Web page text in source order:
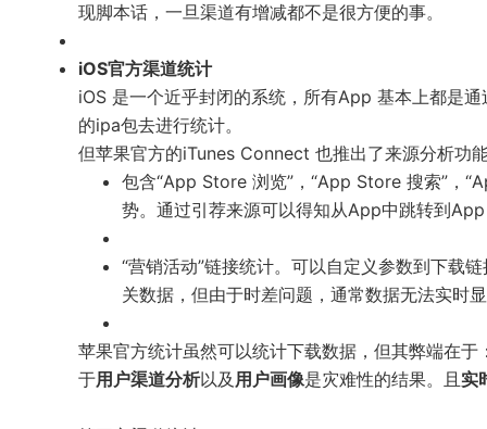
现脚本话，一旦渠道有增减都不是很方便的事。
iOS官方渠道统计
iOS 是一个近乎封闭的系统，所有App 基本上都是
的ipa包去进行统计。
但苹果官方的iTunes Connect 也推出了来源分析功
包含“App Store 浏览”，“App Store 搜索”，
势。通过引荐来源可以得知从App中跳转到
“营销活动”链接统计。可以自定义参数到下载
关数据，但由于时差问题，通常数据无法实时
苹果官方统计虽然可以统计下载数据，但其弊端在
于用户渠道分析以及 用户画像是灾难性的结果。且 实